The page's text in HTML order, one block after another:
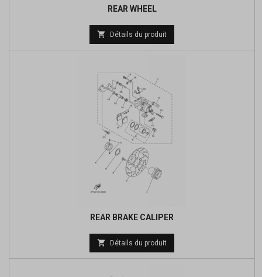
REAR WHEEL
Prix
de
 Détails du produit
REAR BRAKE CALIPER
Prix
de
 Détails du produit